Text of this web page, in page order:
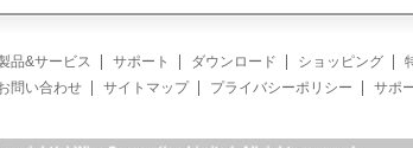
品&サービス サポート ダウンロード ショッピング
問い合わせ サイトマップ プライバシーポリシー サポ